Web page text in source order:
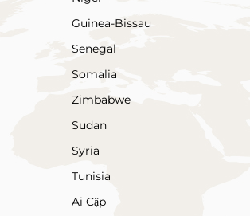
Guinea-Bissau
Senegal
Somalia
Zimbabwe
Sudan
Syria
Tunisia
Ai Cập